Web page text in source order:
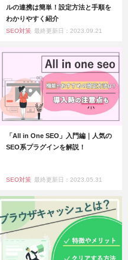
ルの連携は簡単！設定方法と手順を
わかりやすく紹介
SEO対策 最終更新日：2023.09.21
「All in One SEO」入門編｜人気の
SEO系プラグインを解説！
SEO対策 最終更新日：2023.05.31